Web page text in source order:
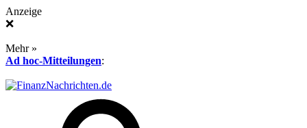
Anzeige
❌
Mehr »
Ad hoc-Mitteilungen: